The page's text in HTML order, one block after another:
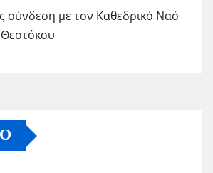
σύνδεση με τον Καθεδρικό Ναό